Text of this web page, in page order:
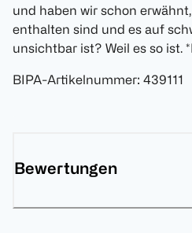
und haben wir schon
enthalten sind und es auf
unsichtbar ist? Weil es so ist.
BIPA-Artikelnummer: 439111
Bewertungen